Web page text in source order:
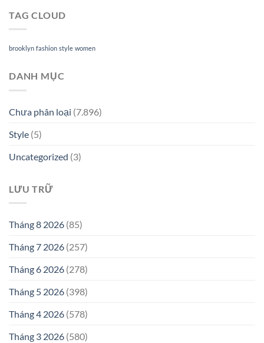
TAG CLOUD
brooklyn fashion style women
DANH MỤC
Chưa phân loại (7.896)
Style (5)
Uncategorized (3)
LƯU TRỮ
Tháng 8 2026 (85)
Tháng 7 2026 (257)
Tháng 6 2026 (278)
Tháng 5 2026 (398)
Tháng 4 2026 (578)
Tháng 3 2026 (580)